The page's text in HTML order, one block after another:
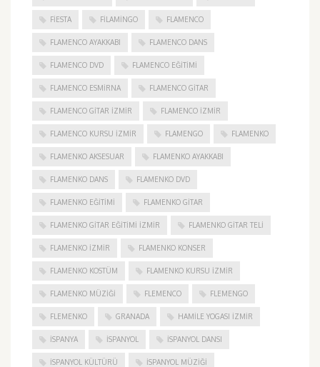
FIESTA FILAMINGO FLAMENCO
FLAMENCO AYAKKABI FLAMENCO DANS
FLAMENCO DVD FLAMENCO EĞITIMI
FLAMENCO ESMIRNA FLAMENCO GITAR
FLAMENCO GITAR İZMIR FLAMENCO IZMIR
FLAMENCO KURSU İZMIR FLAMENGO FLAMENKO
FLAMENKO AKSESUAR FLAMENKO AYAKKABI
FLAMENKO DANS FLAMENKO DVD
FLAMENKO EĞITIMI FLAMENKO GITAR
FLAMENKO GITAR EĞITIMI İZMIR FLAMENKO GITAR TELI
FLAMENKO IZMIR FLAMENKO KONSER
FLAMENKO KOSTÜM FLAMENKO KURSU İZMIR
FLAMENKO MÜZIĞI FLEMENCO FLEMENGO
FLEMENKO GRANADA HAMILE YOGASI İZMIR
ISPANYA İSPANYOL İSPANYOL DANSI
İSPANYOL KÜLTÜRÜ İSPANYOL MÜZIĞI